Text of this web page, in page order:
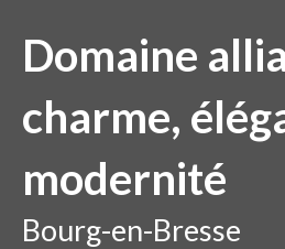
Domaine
charme,
modernité
Bourg-en-Bresse